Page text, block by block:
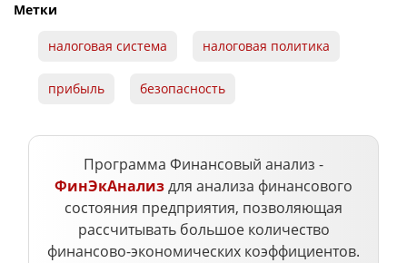
Метки
налоговая система налоговая политика
прибыль безопасность
Программа Финансовый анализ -
ФинЭкАнализдля анализа финансового
состояния предприятия, позволяющая
рассчитывать большое количество
финансово-экономических коэффициентов.